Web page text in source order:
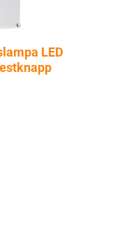
LED